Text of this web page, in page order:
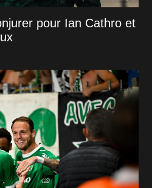
pour Ian Cathro et